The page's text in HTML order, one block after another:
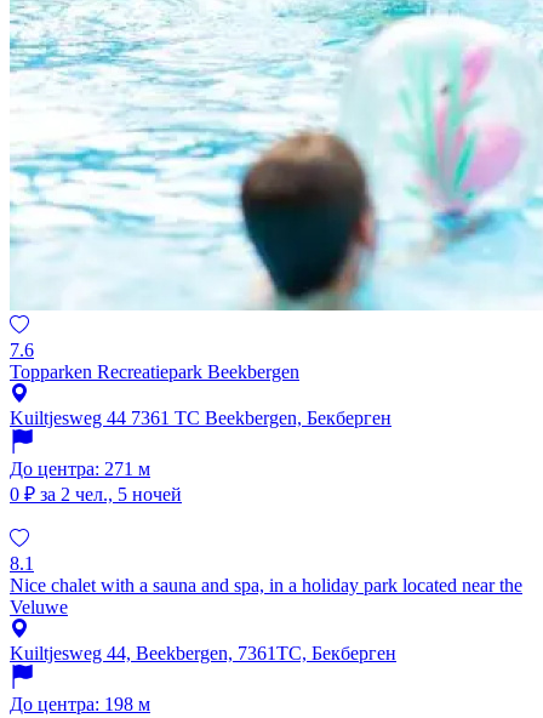
7.6
Topparken Recreatiepark Beekbergen
Kuiltjesweg 44 7361 TC Beekbergen, Бекберген
До центра: 271 м
0 ₽ за 2 чел., 5 ночей
8.1
Nice chalet with a sauna and spa, in a holiday park located near the
Veluwe
Kuiltjesweg 44, Beekbergen, 7361TC, Бекберген
До центра: 198 м